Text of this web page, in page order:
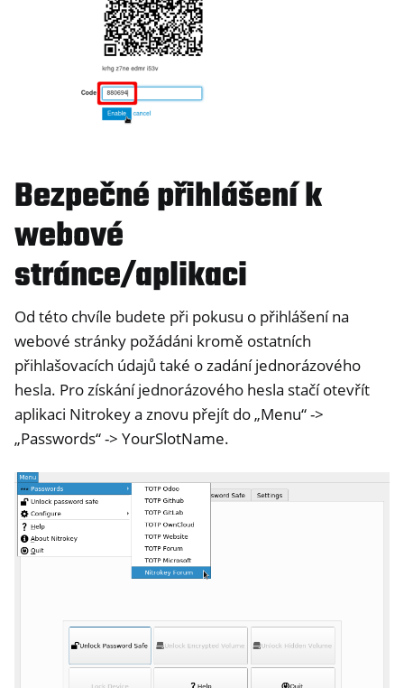
Bezpečné přihlášení k
webové
stránce/aplikaci
Od této chvíle budete při pokusu o přihlášení na
webové stránky požádáni kromě ostatních
přihlašovacích údajů také o zadání jednorázového
hesla. Pro získání jednorázového hesla stačí otevřít
aplikaci Nitrokey a znovu přejít do „Menu“ ->
„Passwords“ -> YourSlotName.